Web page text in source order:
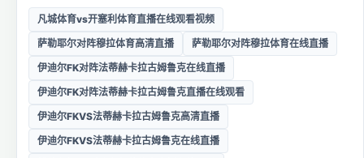
凡城体育vs开塞利体育直播在线观看视频
萨勒耶尔对阵穆拉体育高清直播
萨勒耶尔对阵穆拉体育在线直播
伊迪尔FK对阵法蒂赫卡拉古姆鲁克在线直播
伊迪尔FK对阵法蒂赫卡拉古姆鲁克直播在线观看
伊迪尔FKVS法蒂赫卡拉古姆鲁克高清直播
伊迪尔FKVS法蒂赫卡拉古姆鲁克在线直播